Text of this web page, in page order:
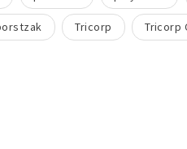
Tricorp Tricorp